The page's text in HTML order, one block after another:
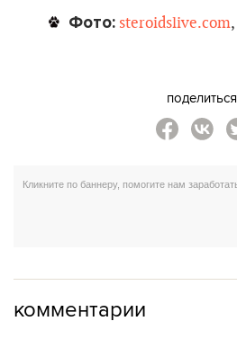
Фото: steroidslive.com,
поделиться
комментарии